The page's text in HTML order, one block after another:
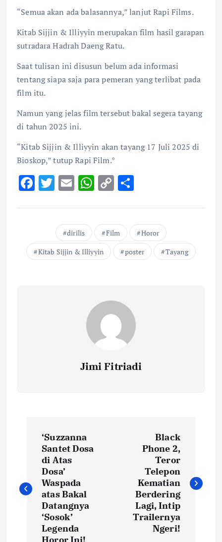
“Semua akan ada balasannya,” lanjut Rapi Films.
Kitab Sijjin & Illiyyin merupakan film hasil garapan
sutradara Hadrah Daeng Ratu.
Saat tulisan ini disusun belum ada informasi
tentang siapa saja para pemeran yang terlibat pada
film itu.
Namun yang jelas film tersebut bakal segera tayang
di tahun 2025 ini.
“Kitab Sijjin & Illiyyin akan tayang 17 Juli 2025 di
Bioskop,” tutup Rapi Film.*
F
e
o
o
T
it
te
r
E
ai
l
W
at
s
A
p
C
p
y
Li
n
ar
e
dirilis Film
Horor
Kitab Sijjin & Illiyyin
poster Tayang
Jimi Fitriadi
s
t
‘Suzzanna
Santet Dosa
di Atas
Dosa’
Waspada
atas Bakal
Datangnya
‘Sosok’
Legenda
Black
Phone 2,
Teror
Telepon
Kematian
Berdering
Lagi, Intip
Trailernya
Ngeri!